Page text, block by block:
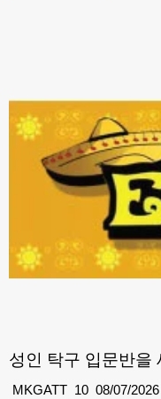
성인 탁구 입문반을
10
MKGATT 08/07/2026